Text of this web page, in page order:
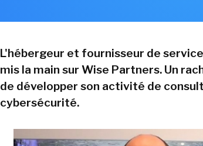
L'hébergeur et fournisseur de
mis la main sur Wise Partners. Un
de développer son activité de
cybersécurité.